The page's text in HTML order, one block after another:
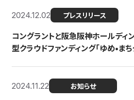
2024.12.02 プレスリリース
コングラントと阪急阪神ホールディ
型クラウドファンディング「ゆめ•ま
2024.11.22 お知らせ